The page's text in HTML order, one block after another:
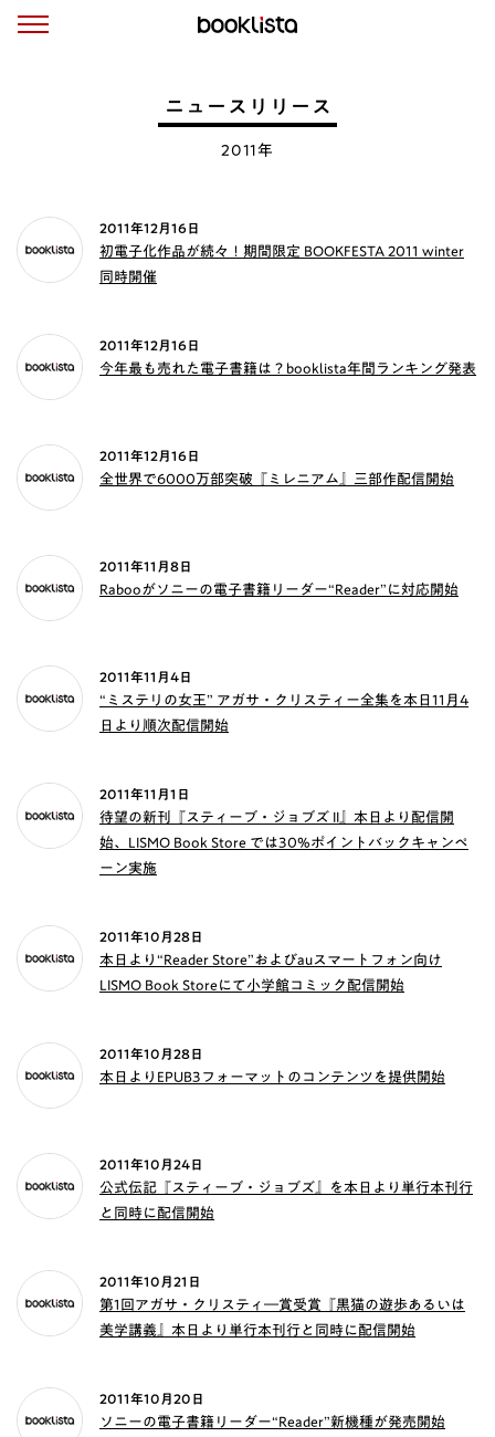
ニュースリリース
2011年
2011年12月16日
初電子化作品が続々！期間限定 BOOKFESTA 2011 winter
同時開催
2011年12月16日
今年最も売れた電子書籍は？booklista年間ランキング発表
2011年12月16日
全世界で6000万部突破『ミレニアム』三部作配信開始
2011年11月8日
Rabooがソニーの電子書籍リーダー“Reader”に対応開始
2011年11月4日
“ミステリの女王” アガサ・クリスティー全集を本日11月4
日より順次配信開始
2011年11月1日
待望の新刊『スティーブ・ジョブズ II』本日より配信開
始、LISMO Book Store では30%ポイントバックキャンペ
ーン実施
2011年10月28日
本日より“Reader Store”およびauスマートフォン向け
LISMO Book Storeにて小学館コミック配信開始
2011年10月28日
本日よりEPUB3フォーマットのコンテンツを提供開始
2011年10月24日
公式伝記『スティーブ・ジョブズ』を本日より単行本刊行
と同時に配信開始
2011年10月21日
第1回アガサ・クリスティ―賞受賞『黒猫の遊歩あるいは
美学講義』本日より単行本刊行と同時に配信開始
2011年10月20日
ソニーの電子書籍リーダー“Reader”新機種が発売開始